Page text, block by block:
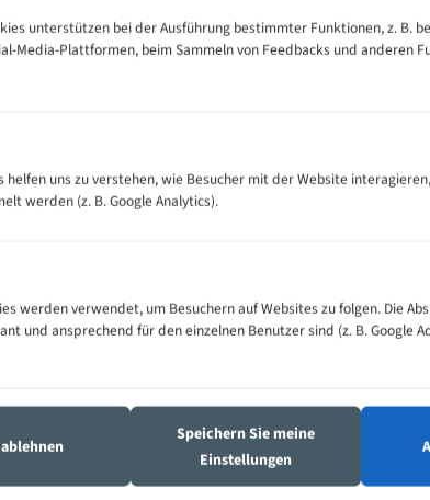
300
500
4/6
4/5
Zähne pro
25 - 50
6/10
35 - 70
5/8
130 -
350
150 -
1,5/2
unterstützen bei der Ausführung bestimmter Funktionen, z. B.
Media-Plattformen, beim Sammeln von Feedbacks und anderen
helfen uns zu verstehen, wie Besucher mit der Website
werden (z. B. Google Analytics).
werden verwendet, um Besuchern auf Websites zu folgen. Die
und ansprechend für den einzelnen Benutzer sind (z. B. Google
Speichern Sie meine
Einstellungen